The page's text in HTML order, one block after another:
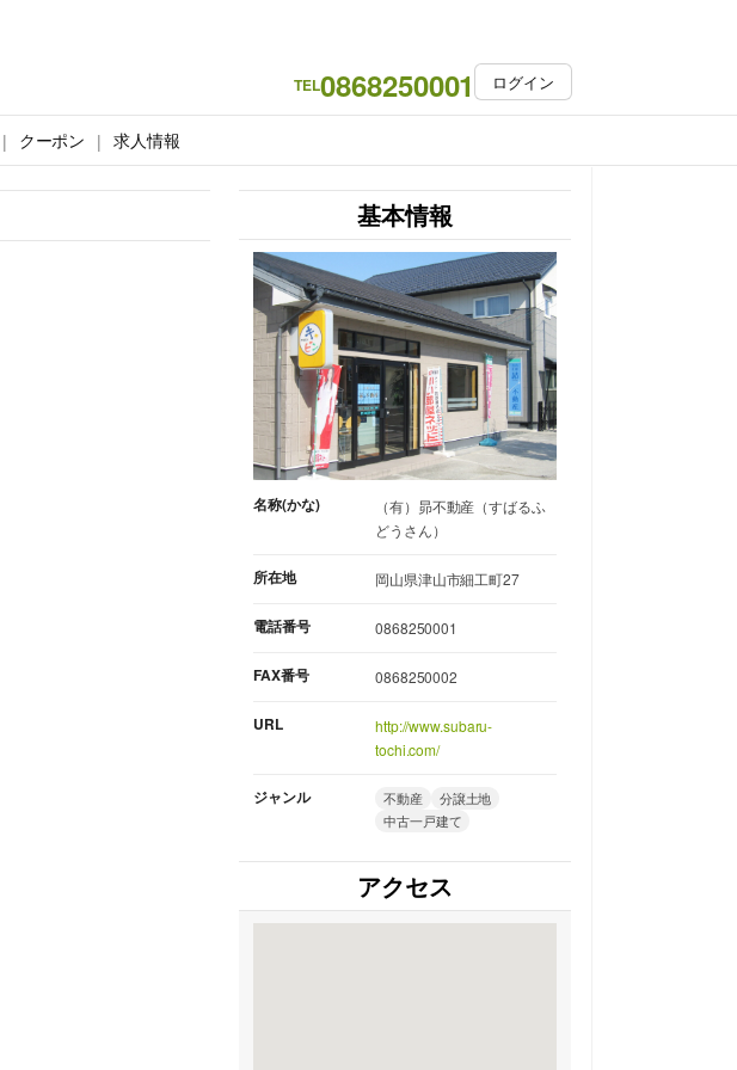
TEL0868250001 ログイン
クーポン 求人情報
基本情報
名称(かな)
（有）昴不動産（すばるふ
どうさん）
所在地 岡山県津山市細工町27
電話番号 0868250001
FAX番号 0868250002
URL
http://www.subaru-
tochi.com/
ジャンル 不動産
分譲土地
中古一戸建て
アクセス